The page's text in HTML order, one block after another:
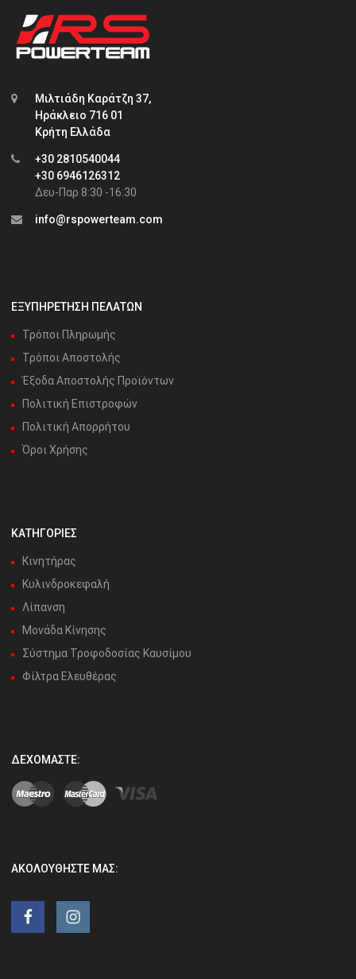
Μιλτιάδη Καράτζη 37,
Ηράκλειο 716 01
Κρήτη Ελλάδα
+30 2810540044
+30 6946126312
Δευ-Παρ 8:30 -16:30
info@rspowerteam.com
ΕΞΥΠΗΡΕΤΗΣΗ ΠΕΛΑΤΩΝ
Τρόποι Πληρωμής
Τρόποι Αποστολής
Έξοδα Αποστολής Προϊόντων
Πολιτική Επιστροφών
Πολιτική Απορρήτου
Όροι Χρήσης
ΚΑΤΗΓΟΡΙΕΣ
Κινητήρας
Κυλινδροκεφαλή
Λίπανση
Μονάδα Κίνησης
Σύστημα Τροφοδοσίας Καυσίμου
Φίλτρα Ελευθέρας
ΔΕΧΌΜΑΣΤΕ:
ΑΚΟΛΟΥΘΉΣΤΕ ΜΑΣ: